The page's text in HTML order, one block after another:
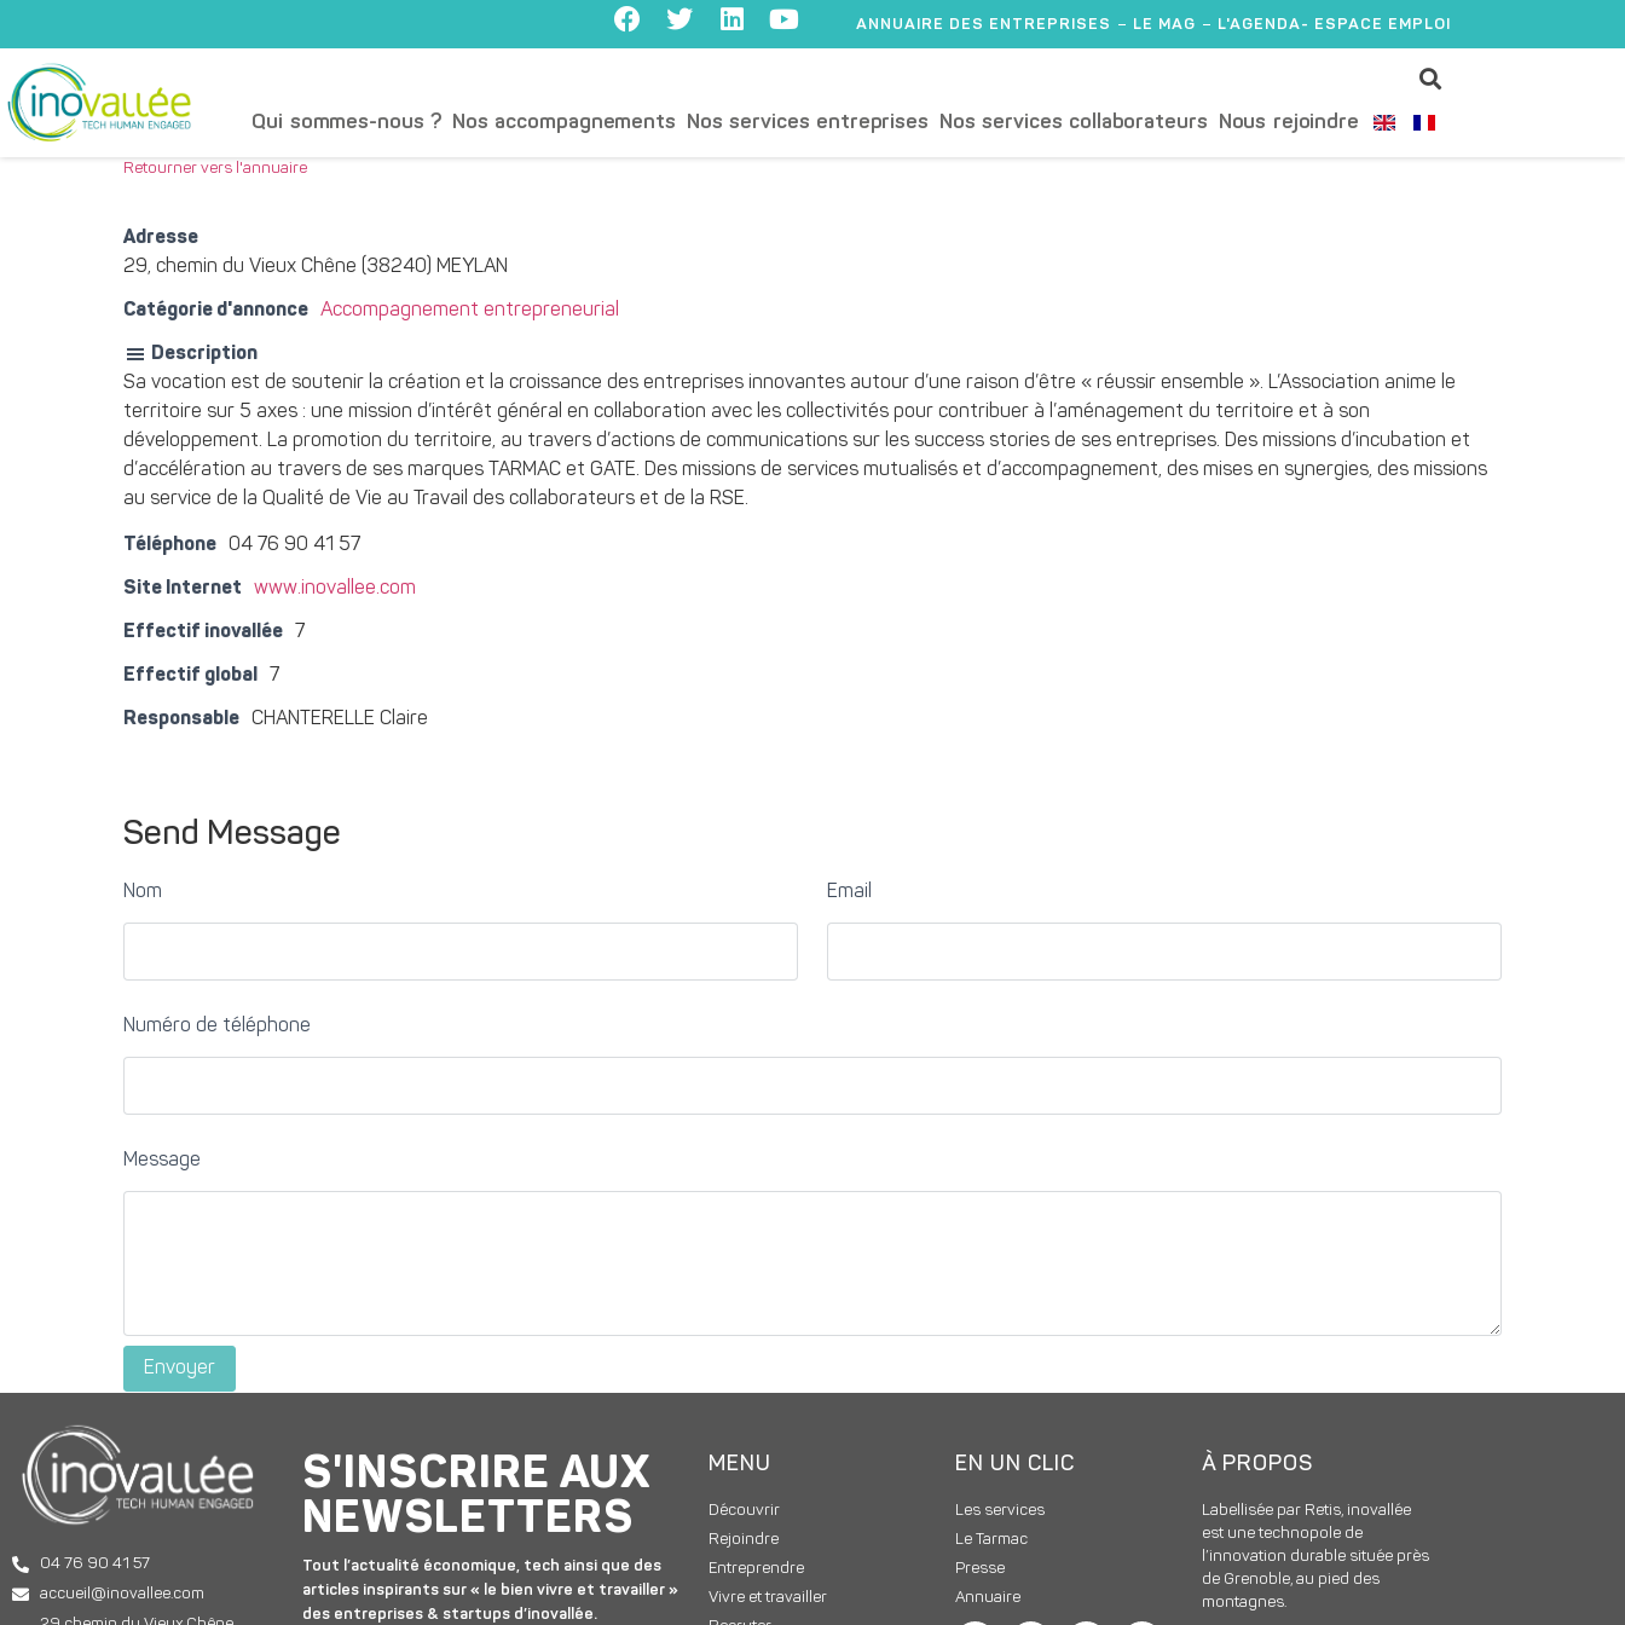
ANNUAIRE DES ENTREPRISES LE MAG L'AGENDA- ESPACE EMPLOI
Qui sommes-nous ? Nos accompagnements Nos services entreprises Nos services collaborateurs Nous rejoindre
Retourner vers l'annuaire
Adresse
29, chemin du Vieux Chêne (38240) MEYLAN
Catégorie d'annonce Accompagnement entrepreneurial
Description
Sa vocation est de soutenir la création et la croissance des entreprises innovantes autour d’une raison d’être « réussir ensemble ». L’Association anime le
territoire sur 5 axes : une mission d’intérêt général en collaboration avec les collectivités pour contribuer à l’aménagement du territoire et à son
développement. La promotion du territoire, au travers d’actions de communications sur les success stories de ses entreprises. Des missions d’incubation et
d’accélération au travers de ses marques TARMAC et GATE. Des missions de services mutualisés et d’accompagnement, des mises en synergies, des missions
au service de la Qualité de Vie au Travail des collaborateurs et de la RSE.
Téléphone 04 76 90 41 57
Site Internet www.inovallee.com
Effectif inovallée 7
Effectif global 7
Responsable CHANTERELLE Claire
Send Message
Nom Email
Numéro de téléphone
Message
04 76 90 41 57
accueil@inovallee.com
S'INSCRIRE AUX
NEWSLETTERS
Tout l’actualité économique, tech ainsi que des
articles inspirants sur « le bien vivre et travailler »
des entreprises & startups d’inovallée.
MENU
Découvrir
Rejoindre
Entreprendre
Vivre et travailler
EN UN CLIC
Les services
Le Tarmac
Presse
Annuaire
À PROPOS
Labellisée par Retis, inovallée
est une technopole de
l’innovation durable située près
de Grenoble, au pied des
montagnes.